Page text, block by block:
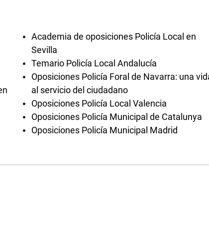
Academia de oposiciones Policía Local en
Sevilla
Temario Policía Local Andalucía
Oposiciones Policía Foral de Navarra: una
al servicio del ciudadano
Oposiciones Policía Local Valencia
Oposiciones Policía Municipal de Catalunya
Oposiciones Policía Municipal Madrid